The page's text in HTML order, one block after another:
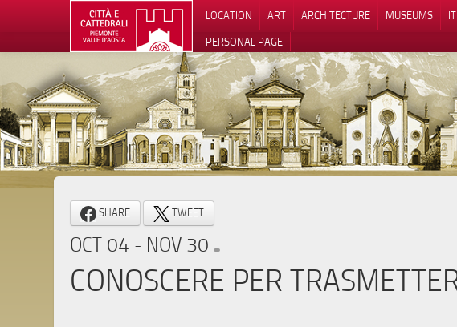
LOCATION ART ARCHITECTURE MUSEUMS
PERSONAL PAGE
SHARE TWEET
OCT 04 - NOV 30
CONOSCERE PER